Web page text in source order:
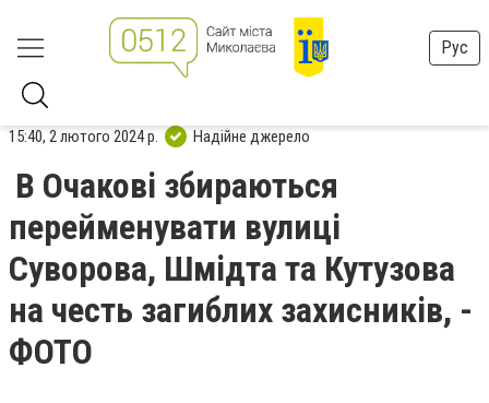
Рус
15:40, 2 лютого 2024 р. Надійне джерело
В Очакові збираються
перейменувати вулиці
Суворова, Шмідта та Кутузова
на честь загиблих захисників, -
ФОТО